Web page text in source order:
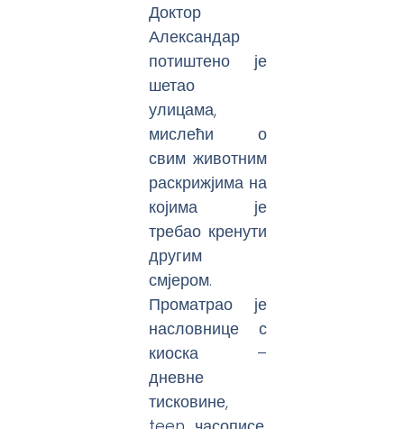
Доктор
Александар
потиштено је
шетао
улицама,
мислећи о
свим животним
раскрижјима на
којима је
требао кренути
другим
смјером.
Проматрао је
насловнице с
киоска –
дневне
тисковине,